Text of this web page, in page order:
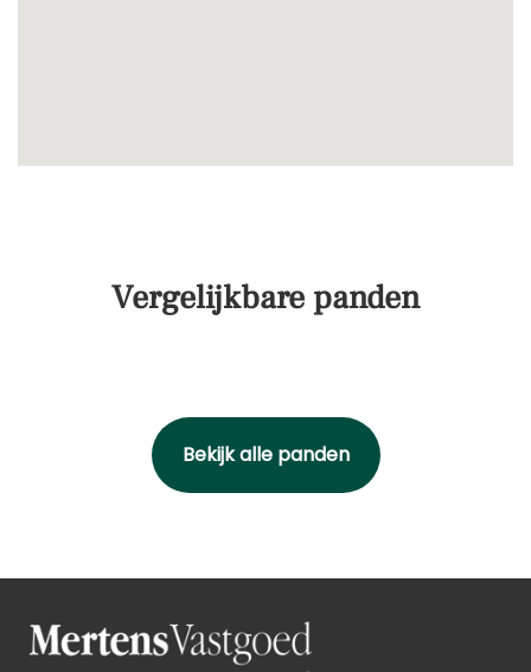
Vergelijkbare panden
Bekijk alle panden